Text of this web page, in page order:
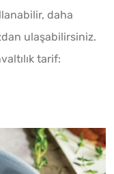
daha
ulaşabilirsiniz.
tarif: